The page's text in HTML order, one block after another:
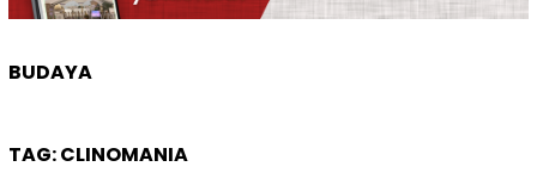
BUDAYA
TAG:CLINOMANIA